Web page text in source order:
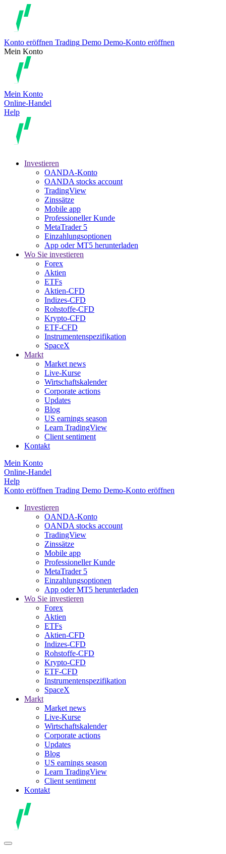
Konto eröffnen Trading Demo Demo-Konto eröffnen
Mein Konto
Mein Konto
Online-Handel
Help
Investieren
OANDA-Konto
OANDA stocks account
TradingView
Zinssätze
Mobile app
Professioneller Kunde
MetaTrader 5
Einzahlungsoptionen
App oder MT5 herunterladen
Wo Sie investieren
Forex
Aktien
ETFs
Aktien-CFD
Indizes-CFD
Rohstoffe-CFD
Krypto-CFD
ETF-CFD
Instrumentenspezifikation
SpaceX
Markt
Market news
Live-Kurse
Wirtschaftskalender
Corporate actions
Updates
Blog
US earnings season
Learn TradingView
Client sentiment
Kontakt
Mein Konto
Online-Handel
Help
Konto eröffnen Trading Demo Demo-Konto eröffnen
Investieren
OANDA-Konto
OANDA stocks account
TradingView
Zinssätze
Mobile app
Professioneller Kunde
MetaTrader 5
Einzahlungsoptionen
App oder MT5 herunterladen
Wo Sie investieren
Forex
Aktien
ETFs
Aktien-CFD
Indizes-CFD
Rohstoffe-CFD
Krypto-CFD
ETF-CFD
Instrumentenspezifikation
SpaceX
Markt
Market news
Live-Kurse
Wirtschaftskalender
Corporate actions
Updates
Blog
US earnings season
Learn TradingView
Client sentiment
Kontakt